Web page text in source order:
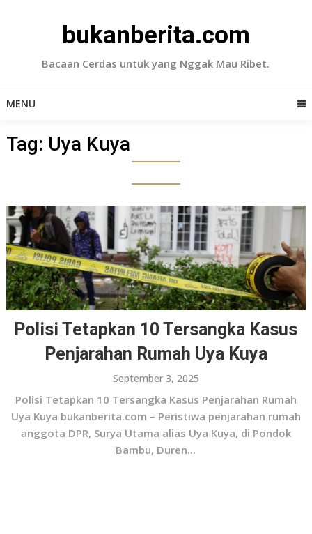
bukanberita.com
Bacaan Cerdas untuk yang Nggak Mau Ribet.
MENU
Tag: Uya Kuya
Polisi Tetapkan 10 Tersangka Kasus
Penjarahan Rumah Uya Kuya
September 3, 2025
Polisi Tetapkan 10 Tersangka Kasus Penjarahan Rumah
Uya Kuya bukanberita.com – Peristiwa penjarahan rumah
anggota DPR, Surya Utama alias Uya Kuya, di Pondok
Bambu, Duren...